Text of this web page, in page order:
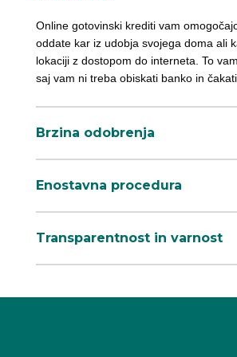
Online gotovinski krediti vam
oddate kar iz udobja svojega doma ali
lokaciji z dostopom do interneta. To
saj vam ni treba obiskati banko in čakati
Brzina odobrenja
Enostavna procedura
Transparentnost in varnost